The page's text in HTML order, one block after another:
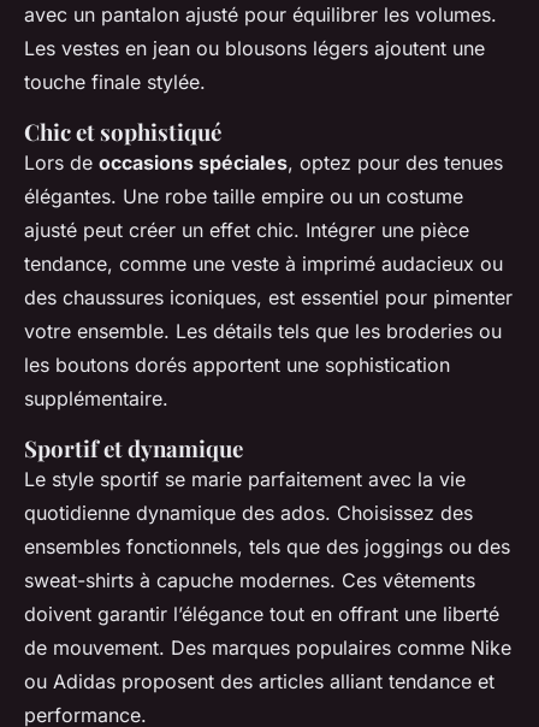
avec un pantalon ajusté pour équilibrer les volumes.
Les vestes en jean ou blousons légers ajoutent une
touche finale stylée.
Chic et sophistiqué
Lors de occasions spéciales, optez pour des tenues
élégantes. Une robe taille empire ou un costume
ajusté peut créer un effet chic. Intégrer une pièce
tendance, comme une veste à imprimé audacieux ou
des chaussures iconiques, est essentiel pour pimenter
votre ensemble. Les détails tels que les broderies ou
les boutons dorés apportent une sophistication
supplémentaire.
Sportif et dynamique
Le style sportif se marie parfaitement avec la vie
quotidienne dynamique des ados. Choisissez des
ensembles fonctionnels, tels que des joggings ou des
sweat-shirts à capuche modernes. Ces vêtements
doivent garantir l’élégance tout en offrant une liberté
de mouvement. Des marques populaires comme Nike
ou Adidas proposent des articles alliant tendance et
performance.